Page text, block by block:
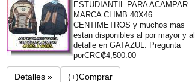
ESTUDIANTIL PARA ACAMPAR
MARCA CLIMB 40X46
CENTIMETROS y muchos mas
estan disponibles al por mayor y al
detalle en GATAZUL. Pregunta
porCRC₡4,500.00
Detalles » (+)Comprar